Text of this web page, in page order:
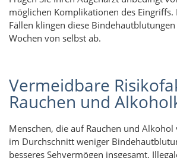
möglichen Komplikationen des Eingriffs.
Fällen klingen diese
Wochen von selbst ab.
Vermeidbare
Rauchen und
Menschen, die auf Rauchen und Alkohol
im Durchschnitt weniger
besseres Sehvermögen insgesamt.